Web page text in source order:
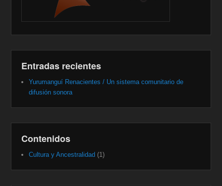
Entradas recientes
Yurumanguí Renacientes / Un sistema comunitario de
difusión sonora
Contenidos
Cultura y Ancestralidad (1)